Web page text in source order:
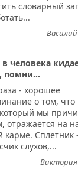
словарный
Василий
в человека
помни...
- хорошее
о том, что
мы
отражается на
карме. Сплетник -
слухов,...
Виктория